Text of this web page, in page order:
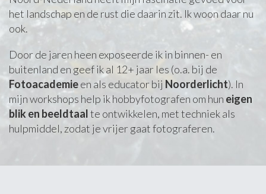
het landschap en de rust die daarin zit. Ik woon daar nu
ook.
Door de jaren heen exposeerde ik in binnen- en
buitenland en geef ik al 12+ jaar les (o.a. bij de
Fotoacademieen als educator bij Noorderlicht). In
mijn workshops help ik hobbyfotografen om hun eigen
blik en beeldtaalte ontwikkelen, met techniek als
hulpmiddel, zodat je vrijer gaat fotograferen.